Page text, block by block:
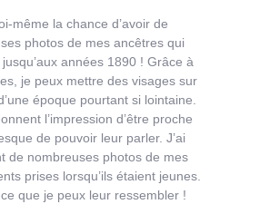
même la chance d’avoir de
photos de mes ancêtres qui
années 1890 ! Grâce à
je peux mettre des visages sur
époque pourtant si lointaine.
l’impression d’être proche
de pouvoir leur parler. J’ai
de nombreuses photos de mes
prises lorsqu’ils étaient jeunes.
ce que je peux leur ressembler !